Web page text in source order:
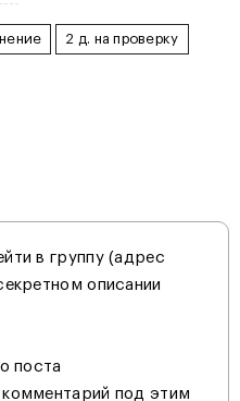
2 д. на проверку
в группу (адрес
описании
поста
под этим